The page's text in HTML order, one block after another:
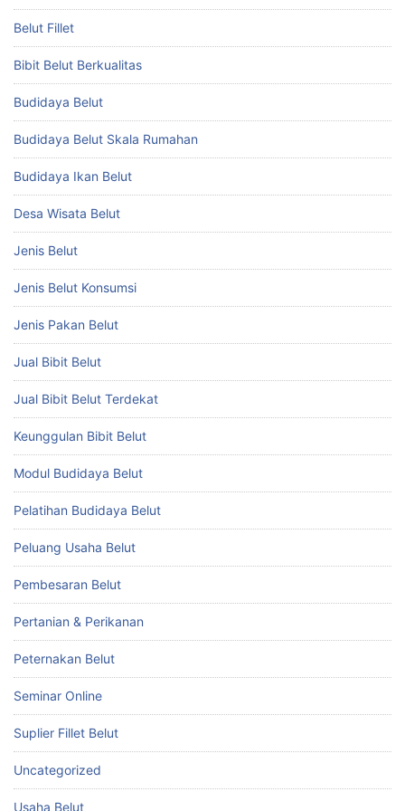
Belut Fillet
Bibit Belut Berkualitas
Budidaya Belut
Budidaya Belut Skala Rumahan
Budidaya Ikan Belut
Desa Wisata Belut
Jenis Belut
Jenis Belut Konsumsi
Jenis Pakan Belut
Jual Bibit Belut
Jual Bibit Belut Terdekat
Keunggulan Bibit Belut
Modul Budidaya Belut
Pelatihan Budidaya Belut
Peluang Usaha Belut
Pembesaran Belut
Pertanian & Perikanan
Peternakan Belut
Seminar Online
Suplier Fillet Belut
Uncategorized
Usaha Belut